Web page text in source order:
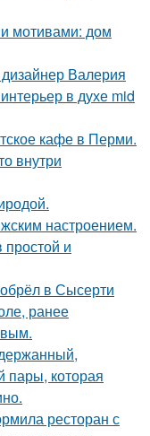
мотивами: дом
Валерия
в духе mid
кафе в Перми.
внутри
настроением.
и
в Сысерти
ранее
пары, которая
ресторан с